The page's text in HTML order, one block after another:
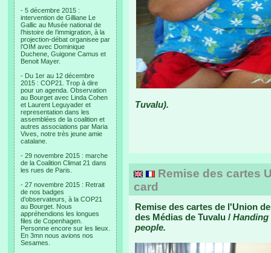
- 5 décembre 2015 :
intervention de Gilliane Le
Gallic au Musée national de
l’histoire de l’immigration, à la
projection-débat organisee par
l’OIM avec Dominique
Duchene, Guigone Camus et
Benoit Mayer.
- Du 1er au 12 décembre
2015 : COP21. Trop à dire
pour un agenda. Observation
au Bourget avec Linda Cohen
et Laurent Leguyader et
representation dans les
assemblées de la coalition et
autres associations par Maria
Vives, notre très jeune amie
catalane.
- 29 novembre 2015 : marche
de la Coalition Climat 21 dans
les rues de Paris.
- 27 novembre 2015 : Retrait
de nos badges
d’observateurs, à la COP21
au Bourget. Nous
appréhendions les longues
files de Copenhagen.
Personne encore sur les lieux.
En 3mn nous avions nos
Sesames.
Tuvalu).
Remise des cartes
card
Remise des cartes de l'Union
des Médias de Tuvalu / Handing
people.